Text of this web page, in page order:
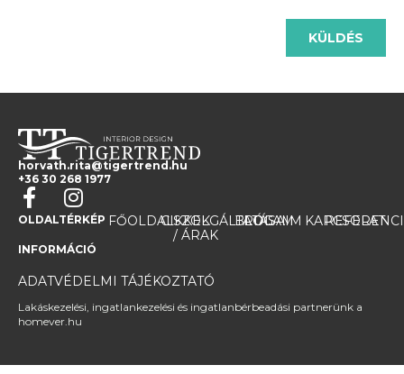
KÜLDÉS
horvath.rita@tigertrend.hu
+36 30 268 1977
OLDALTÉRKÉP FŐOLDALCIKKEK
SZOLGÁLTATÁSAIM
/ ÁRAK
BLOG
RÓLAM KAPCSOLAT
INFORMÁCIÓ
ADATVÉDELMI TÁJÉKOZTATÓ
Lakáskezelési, ingatlankezelési és ingatlanbérbeadási partnerünk a
homever.hu